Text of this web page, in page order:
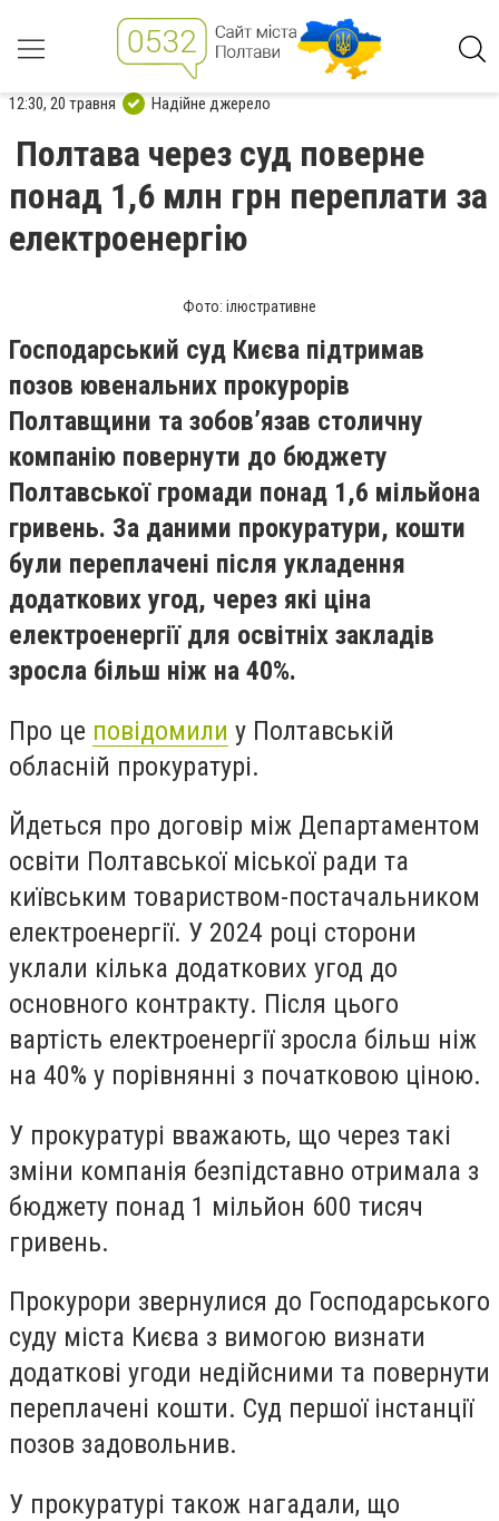
12:30, 20 травня Надійне джерело
Полтава через суд поверне
понад 1,6 млн грн переплати за
електроенергію
Фото: ілюстративне
Господарський суд Києва підтримав
позов ювенальних прокурорів
Полтавщини та зобов’язав столичну
компанію повернути до бюджету
Полтавської громади понад 1,6 мільйона
гривень. За даними прокуратури, кошти
були переплачені після укладення
додаткових угод, через які ціна
електроенергії для освітніх закладів
зросла більш ніж на 40%.
Про це повідомили у Полтавській
обласній прокуратурі.
Йдеться про договір між Департаментом
освіти Полтавської міської ради та
київським товариством-постачальником
електроенергії. У 2024 році сторони
уклали кілька додаткових угод до
основного контракту. Після цього
вартість електроенергії зросла більш ніж
на 40% у порівнянні з початковою ціною.
У прокуратурі вважають, що через такі
зміни компанія безпідставно отримала з
бюджету понад 1 мільйон 600 тисяч
гривень.
Прокурори звернулися до Господарського
суду міста Києва з вимогою визнати
додаткові угоди недійсними та повернути
переплачені кошти. Суд першої інстанції
позов задовольнив.
У прокуратурі також нагадали, що